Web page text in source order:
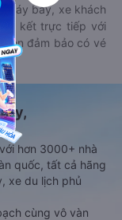
máy bay, xe khách
kết trực tiếp với
đảm bảo có vé
hơn 3000+ nhà
quốc, tất cả hãng
xe du lịch phủ
cùng vô vàn